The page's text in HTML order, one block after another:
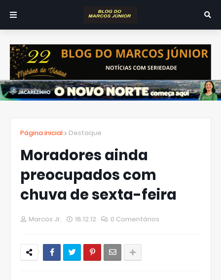
Página inicial Destaque
Moradores ainda
preocupados com
chuva de sexta-feira
Marcos Jr. 18.12.12 0 Comentários